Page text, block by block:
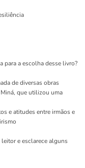
para a escolha desse livro?
de diversas obras
que utilizou uma
e atitudes entre irmãos e
e esclarece alguns